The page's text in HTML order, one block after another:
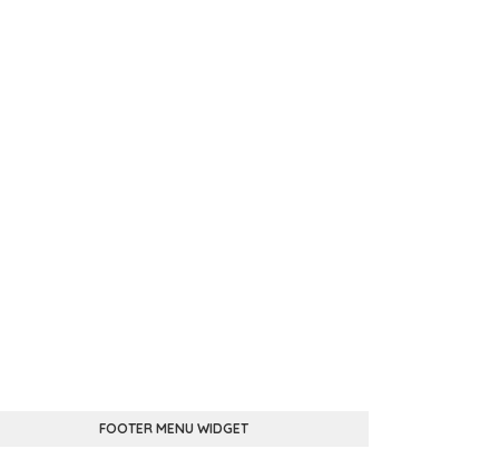
FOOTER MENU WIDGET